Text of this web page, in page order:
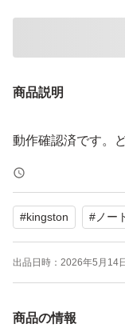
商品説明
動作確認済です。
#kingston #ノー
出品日時： 2026年5月14
商品の情報